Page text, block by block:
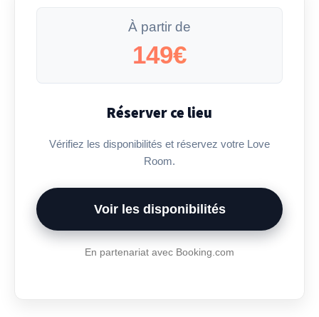
À partir de
149€
Réserver ce lieu
Vérifiez les disponibilités et réservez votre Love
Room.
Voir les disponibilités
En partenariat avec Booking.com